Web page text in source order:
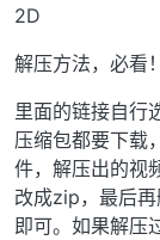
2D
解压方法，必看
里面的链接自行
压缩包都要下载
件，解压出的视
改成zip，最后
即可。如果解压